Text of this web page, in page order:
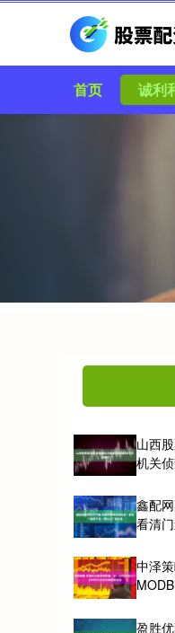
首页 诚利
山西
机关
鑫配
看清
中泽
盈胜